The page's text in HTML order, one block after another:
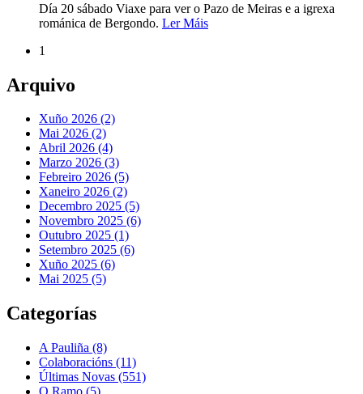
Día 20 sábado Viaxe para ver o Pazo de Meiras e a igrexa
románica de Bergondo. Ler Máis
1
Arquivo
Xuño 2026 (2)
Mai 2026 (2)
Abril 2026 (4)
Marzo 2026 (3)
Febreiro 2026 (5)
Xaneiro 2026 (2)
Decembro 2025 (5)
Novembro 2025 (6)
Outubro 2025 (1)
Setembro 2025 (6)
Xuño 2025 (6)
Mai 2025 (5)
Categorías
A Pauliña (8)
Colaboracións (11)
Últimas Novas (551)